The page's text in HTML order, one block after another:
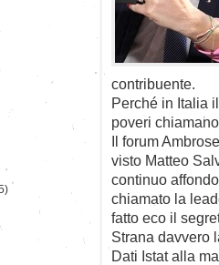
contribuente.
Perché in Italia
poveri
Il forum
visto Matteo
continuo
chiamato la
fatto eco il
Strana davvero
Dati Istat alla